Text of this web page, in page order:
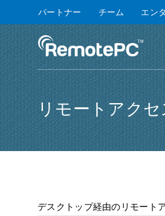
パートナー チーム エン
リモートアク
デスクトップ経由のリモート